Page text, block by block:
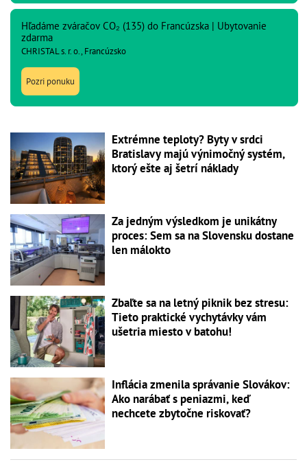
Hľadáme zváračov CO₂ (135) do Francúzska | Ubytovanie
zdarma
CHRISTAL s. r. o., Francúzsko
Pozri ponuku
Extrémne teploty? Byty v srdci
Bratislavy majú výnimočný systém,
ktorý ešte aj šetrí náklady
Za jedným výsledkom je unikátny
proces: Sem sa na Slovensku dostane
len málokto
Zbaľte sa na letný piknik bez stresu:
Tieto praktické vychytávky vám
ušetria miesto v batohu!
Inflácia zmenila správanie Slovákov:
Ako narábať s peniazmi, keď
nechcete zbytočne riskovať?